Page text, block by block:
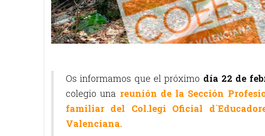
Os informamos que el próximo día 22 de
colegio una reunión de la Sección
familiar del Col.legi Oficial
Valenciana.